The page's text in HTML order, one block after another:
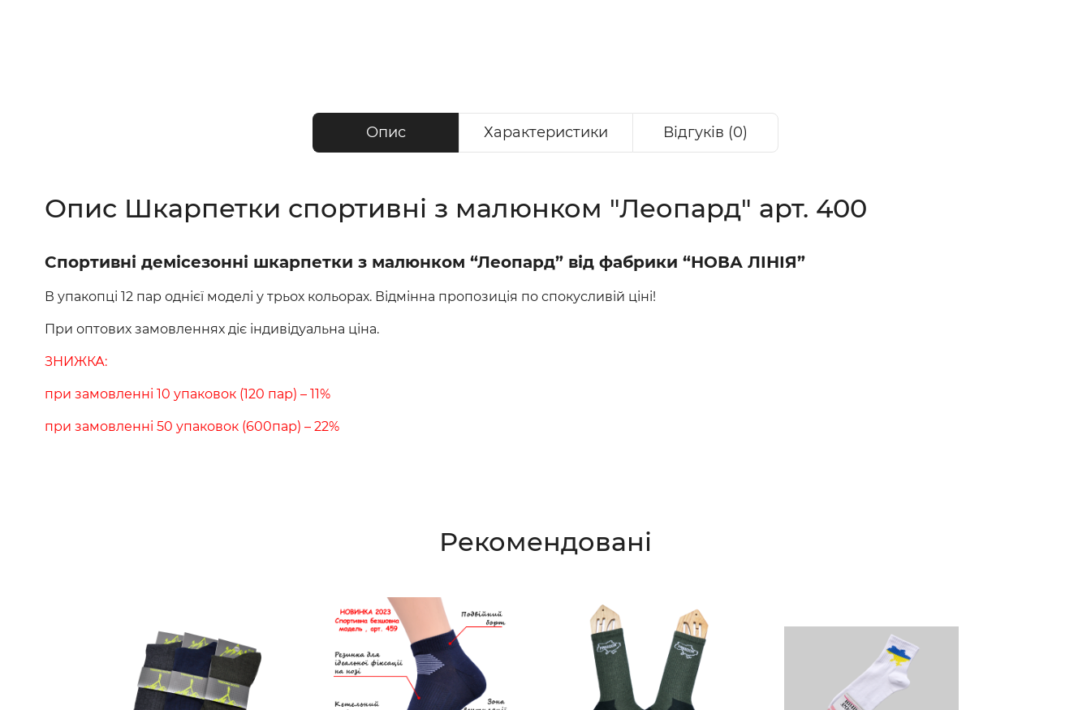
Опис Характеристики Відгуків (0)
Опис Шкарпетки спортивні з малюнком "Леопард" арт. 400
Спортивні демісезонні шкарпетки з малюнком “Леопард” від фабрики “НОВА ЛІНІЯ”
В упакопці 12 пар однієї моделі у трьох кольорах. Відмінна пропозиція по спокусливій ціні!
При оптових замовленнях діє індивідуальна ціна.
ЗНИЖКА:
при замовленні 10 упаковок (120 пар) – 11%
при замовленні 50 упаковок (600пар) – 22%
Рекомендовані